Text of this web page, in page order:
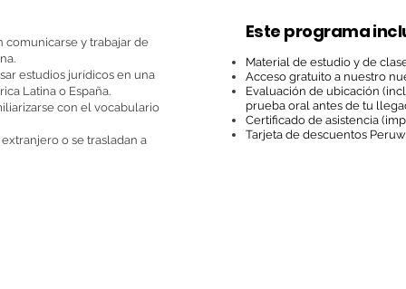
comunicarse y trabajar de
estudios jurídicos en una
Latina o España.
con el vocabulario
o se trasladan a
Este programa
Material de estudio y de
Acceso gratuito a nuestro
Evaluación de ubicación
prueba oral antes de tu
Certificado de asistencia
Tarjeta de descuentos